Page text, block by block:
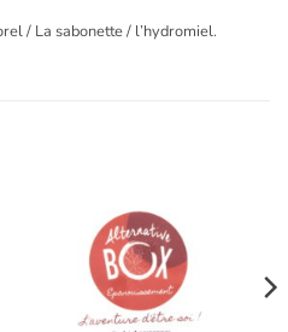
/ La sabonette / l’hydromiel.